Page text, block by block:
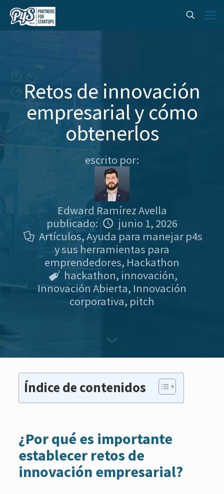
Retos de innovación
empresarial y cómo
obtenerlos
escrito por:
Edward Ramírez Avella
publicado:
junio 1, 2026
Artículos,Ayuda para manejar p4s
y sus herramientas para
emprendedores, Hackathon
hackathon, innovación,
Innovación Abierta, Innovación
corporativa, pitch
Índice de contenidos
¿Por qué es importante
establecer retos de
innovación empresarial?